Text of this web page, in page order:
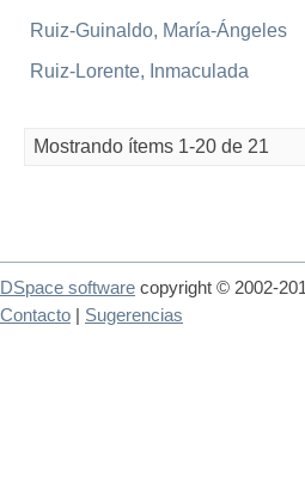
Ruiz-Guinaldo, María-Ángeles
Ruiz-Lorente, Inmaculada
Mostrando ítems 1-20 de 21
DSpace software copyright © 2002-
Contacto Sugerencias